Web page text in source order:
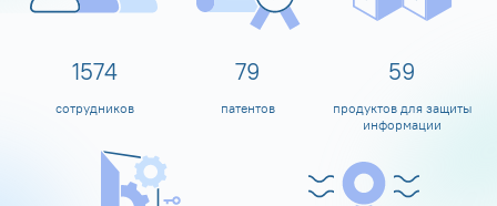
1600
сотрудников
80
патентов
60
продуктов для защиты
информации